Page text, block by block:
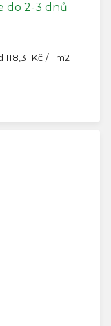
do 2-3 dnů
118,31 Kč / 1 m2